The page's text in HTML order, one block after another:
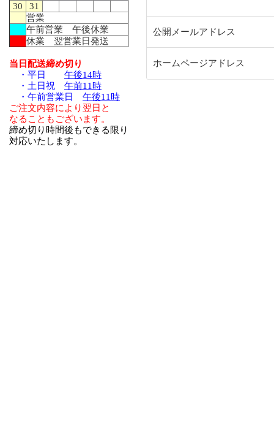
30
31
営業
午前営業 午後休業
休業 翌営業日発送
当日配送締め切り
・平日 午後14時
・土日祝 午前11時
・午前営業日 午後11時
ご注文内容により翌日と
なることもございます。
締め切り時間後もできる限り
対応いたします。
公開メールアドレス
ホームページアドレス